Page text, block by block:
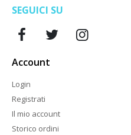
SEGUICI SU
Account
Login
Registrati
Il mio account
Storico ordini